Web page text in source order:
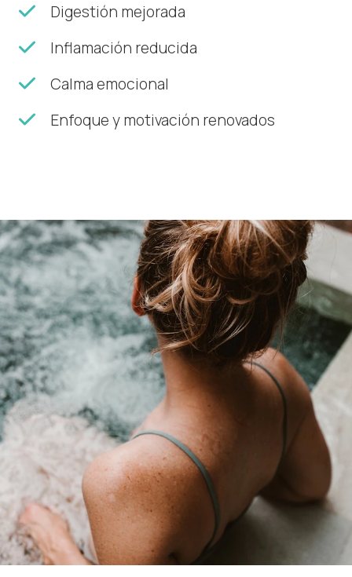
Digestión mejorada
Inflamación reducida
Calma emocional
Enfoque y motivación renovados